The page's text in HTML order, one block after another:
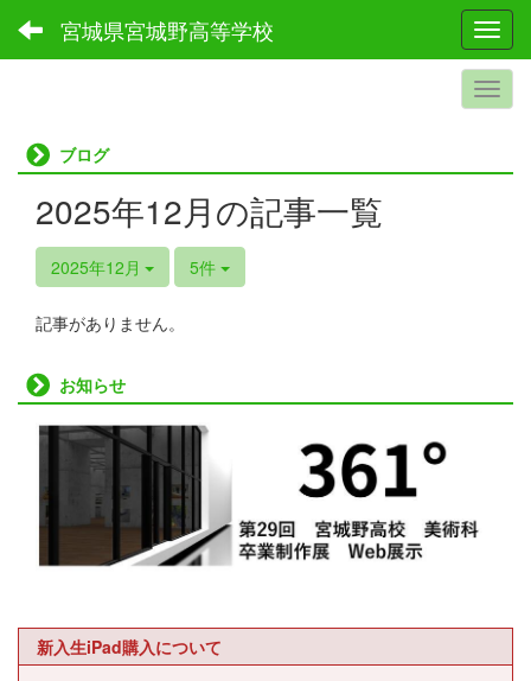
宮城県宮城野高等学校
ブログ
2025年12月の記事一覧
2025年12月 5件
記事がありません。
お知らせ
新入生iPad購入について